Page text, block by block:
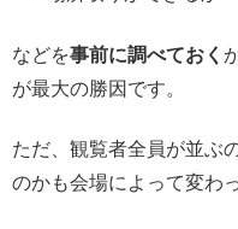
などを事前に調べておく
が最大の勝因です。
ただ、観覧者全員が並ぶ
のかも会場によって変わ